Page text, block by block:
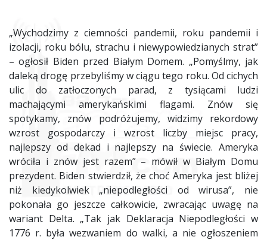
„Wychodzimy z ciemności pandemii, roku pandemii i
izolacji, roku bólu, strachu i niewypowiedzianych strat”
– ogłosił Biden przed Białym Domem. „Pomyślmy, jak
daleką drogę przebyliśmy w ciągu tego roku. Od cichych
ulic do zatłoczonych parad, z tysiącami ludzi
machającymi amerykańskimi flagami. Znów się
spotykamy, znów podróżujemy, widzimy rekordowy
wzrost gospodarczy i wzrost liczby miejsc pracy,
najlepszy od dekad i najlepszy na świecie. Ameryka
wróciła i znów jest razem” – mówił w Białym Domu
prezydent. Biden stwierdził, że choć Ameryka jest bliżej
niż kiedykolwiek „niepodległości od wirusa”, nie
pokonała go jeszcze całkowicie, zwracając uwagę na
wariant Delta. „Tak jak Deklaracja Niepodległości w
1776 r. była wezwaniem do walki, a nie ogłoszeniem